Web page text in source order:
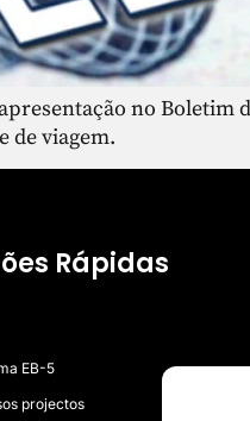
no Boletim
de viagem.
Rápidas
EB-5
projectos